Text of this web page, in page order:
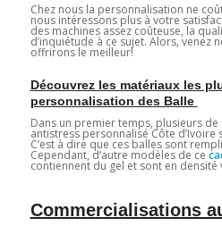
Chez nous la personnalisation ne
nous intéressons plus à votre
des machines assez coûteuse, la
d’inquiétude à ce sujet. Alors, venez
offrirons le meilleur!
Découvrez les matériaux les
personnalisation des Balle
Dans un premier temps, plusieurs de
antistress personnalisé Côte
C’est à dire que ces balles sont
Cependant, d’autre modèles de ce
contiennent du gel et sont en densité
Commercialisations